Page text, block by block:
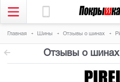
Главная Шины Отзывы о шинах
Отзывы о шинах